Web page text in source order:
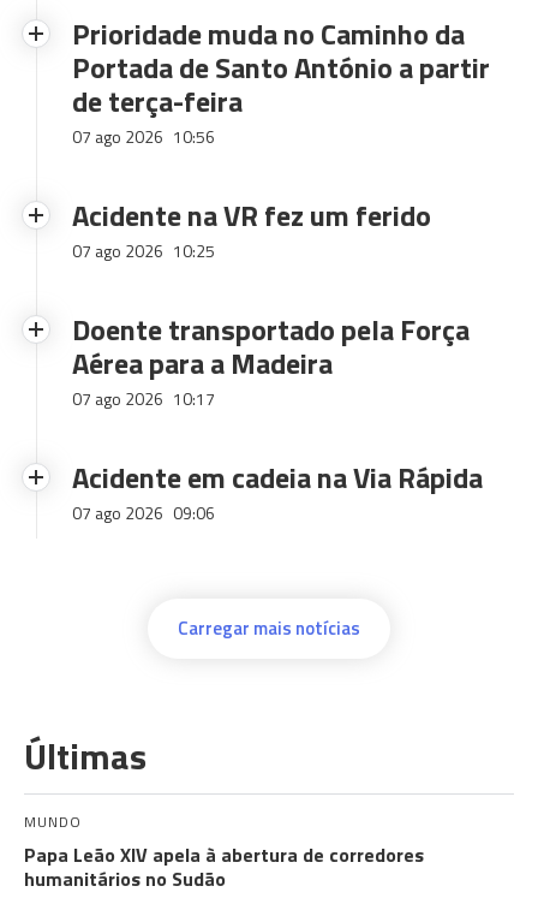
Prioridade muda no Caminho da
Portada de Santo António a partir
de terça-feira
07 ago 2026 10:56
Acidente na VR fez um ferido
07 ago 2026 10:25
Doente transportado pela Força
Aérea para a Madeira
07 ago 2026 10:17
Acidente em cadeia na Via Rápida
07 ago 2026 09:06
Carregar mais notícias
Últimas
MUNDO
Papa Leão XIV apela à abertura de corredores
humanitários no Sudão